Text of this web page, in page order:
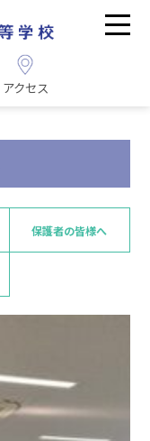
アクセス
保護者の皆様へ